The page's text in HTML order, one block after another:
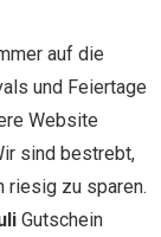
auf die
und Feiertage
Website
sind bestrebt,
riesig zu sparen.
Gutschein